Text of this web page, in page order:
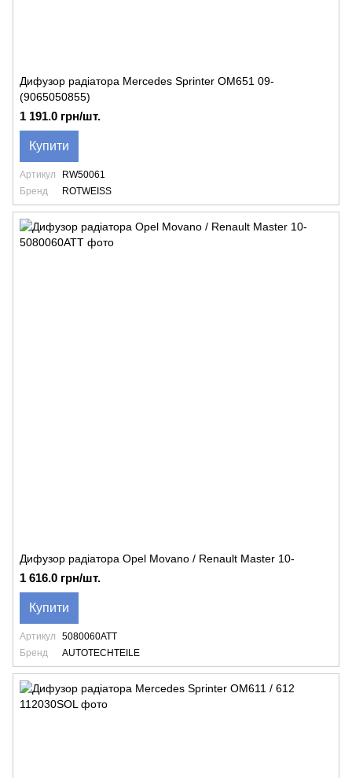
Дифузор радіатора Mercedes Sprinter OM651 09-
(9065050855)
1 191.0 грн/шт.
Купити
Артикул
RW50061
Бренд
ROTWEISS
Дифузор радіатора Opel Movano / Renault Master 10-
1 616.0 грн/шт.
Купити
Артикул
5080060ATT
Бренд
AUTOTECHTEILE